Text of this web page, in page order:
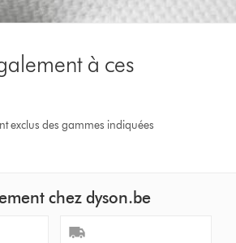
à ces
exclus des gammes indiquées
chez dyson.be